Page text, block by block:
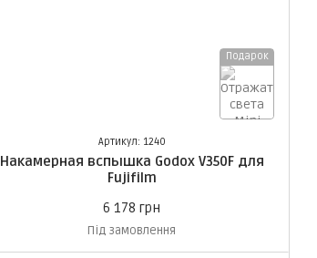
Подарок
Артикул: 1240
Накамерная вспышка Godox V350F для
Fujifilm
6 178 грн
Під замовлення